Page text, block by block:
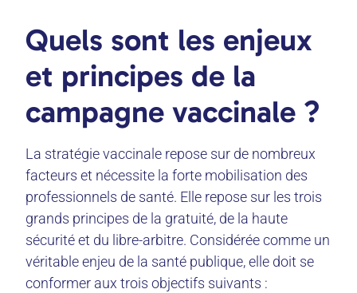
Quels sont les enjeux
et principes de la
campagne vaccinale ?
La stratégie vaccinale repose sur de nombreux
facteurs et nécessite la forte mobilisation des
professionnels de santé. Elle repose sur les trois
grands principes de la gratuité, de la haute
sécurité et du libre-arbitre. Considérée comme un
véritable enjeu de la santé publique, elle doit se
conformer aux trois objectifs suivants :